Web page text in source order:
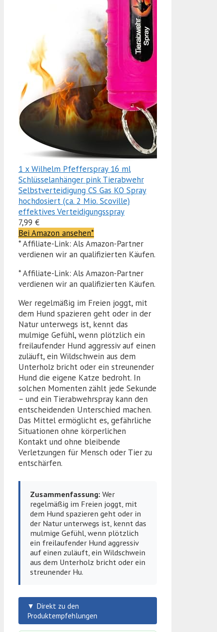
1 x Wilhelm Pfefferspray 16 ml
Schlüsselanhänger pink Tierabwehr
Selbstverteidigung CS Gas KO Spray
hochdosiert (ca. 2 Mio. Scoville)
effektives Verteidigungsspray
7,99 €
Bei Amazon ansehen*
* Affiliate-Link: Als Amazon-Partner
verdienen wir an qualifizierten Käufen.
* Affiliate-Link: Als Amazon-Partner
verdienen wir an qualifizierten Käufen.
Wer regelmäßig im Freien joggt, mit
dem Hund spazieren geht oder in der
Natur unterwegs ist, kennt das
mulmige Gefühl, wenn plötzlich ein
freilaufender Hund aggressiv auf einen
zuläuft, ein Wildschwein aus dem
Unterholz bricht oder ein streunender
Hund die eigene Katze bedroht. In
solchen Momenten zählt jede Sekunde
– und ein Tierabwehrspray kann den
entscheidenden Unterschied machen.
Das Mittel ermöglicht es, gefährliche
Situationen ohne körperlichen
Kontakt und ohne bleibende
Verletzungen für Mensch oder Tier zu
entschärfen.
Zusammenfassung: Wer
regelmäßig im Freien joggt, mit
dem Hund spazieren geht oder in
der Natur unterwegs ist, kennt das
mulmige Gefühl, wenn plötzlich
ein freilaufender Hund aggressiv
auf einen zuläuft, ein Wildschwein
aus dem Unterholz bricht oder ein
streunender Hu.
▼ Direkt zu den
Produktempfehlungen